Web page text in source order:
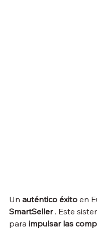
Un auténtico éxito en
SmartSeller . Este
para impulsar las